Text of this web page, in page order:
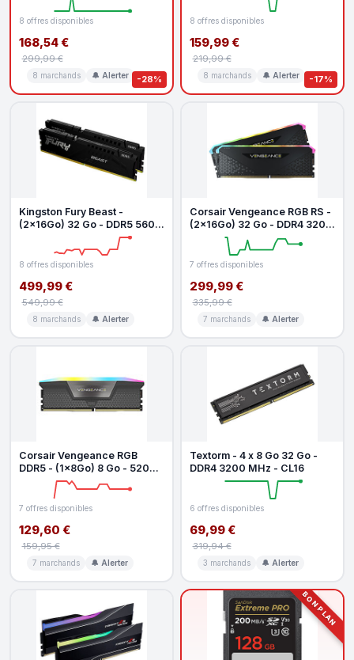
-28%
8 offres disponibles
168,54 €
299,99 €
8 marchands 🔔 Alerter -17%
8 offres disponibles
159,99 €
219,99 €
8 marchands 🔔 Alerter
Kingston Fury Beast -
(2x16Go) 32 Go - DDR5 5600
8 offres disponibles
499,99 €
549,99 €
8 marchands 🔔 Alerter
Corsair Vengeance RGB RS -
(2x16Go) 32 Go - DDR4 3200
MHz - CL16
7 offres disponibles
299,99 €
335,99 €
7 marchands 🔔 Alerter
Corsair Vengeance RGB
DDR5 - (1x8Go) 8 Go - 5200
MHz - CL40
7 offres disponibles
129,60 €
159,95 €
7 marchands 🔔 Alerter
Textorm - 4 x 8 Go 32 Go -
DDR4 3200 MHz - CL16
6 offres disponibles
69,99 €
319,94 €
3 marchands 🔔 Alerter
BON PLAN